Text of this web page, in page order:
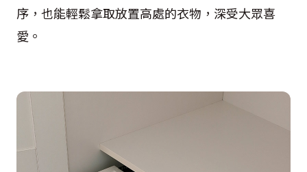
序，也能輕鬆拿取放置高處的衣物，深受大眾喜
愛。